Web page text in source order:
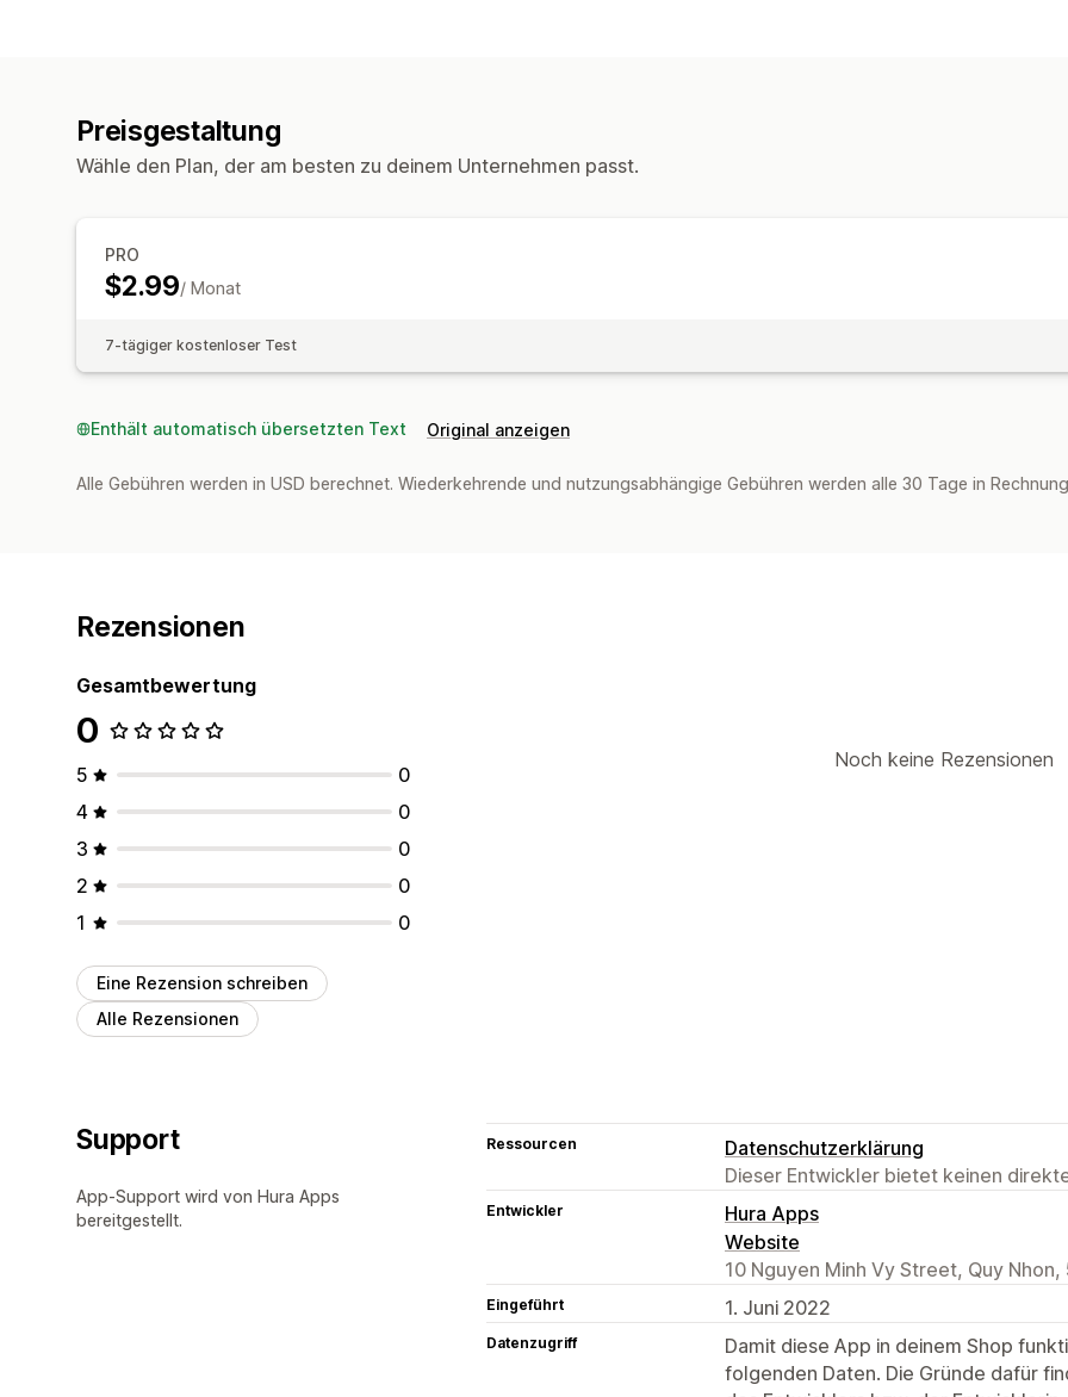
Preisgestaltung
Wähle den Plan, der am besten zu deinem Unternehmen passt.
PRO
$2.99/ Monat
7-tägiger kostenloser Test
Enthält automatisch übersetzten Text Original anzeigen
Alle Gebühren werden in USD berechnet. Wiederkehrende und nutzungsabhängige Gebühren werden alle 30 Tage in
Rezensionen
Gesamtbewertung
0
5
0
4
0
3
0
2
0
1
0
Eine Rezension schreiben
Alle Rezensionen
Noch keine Rezensionen
Support
App-Support wird von Hura Apps
bereitgestellt.
Ressourcen
Datenschutzerklärung
Dieser Entwickler bietet keinen
Entwickler
Hura Apps
Website
10 Nguyen Minh Vy Street, Quy Nhon,
Eingeführt 1. Juni 2022
Datenzugriff
Damit diese App in deinem Shop
folgenden Daten. Die Gründe dafür